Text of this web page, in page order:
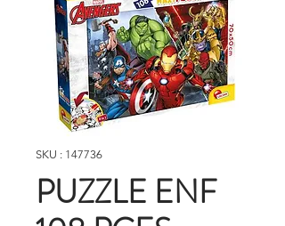
SKU : 147736
PUZZLE ENF